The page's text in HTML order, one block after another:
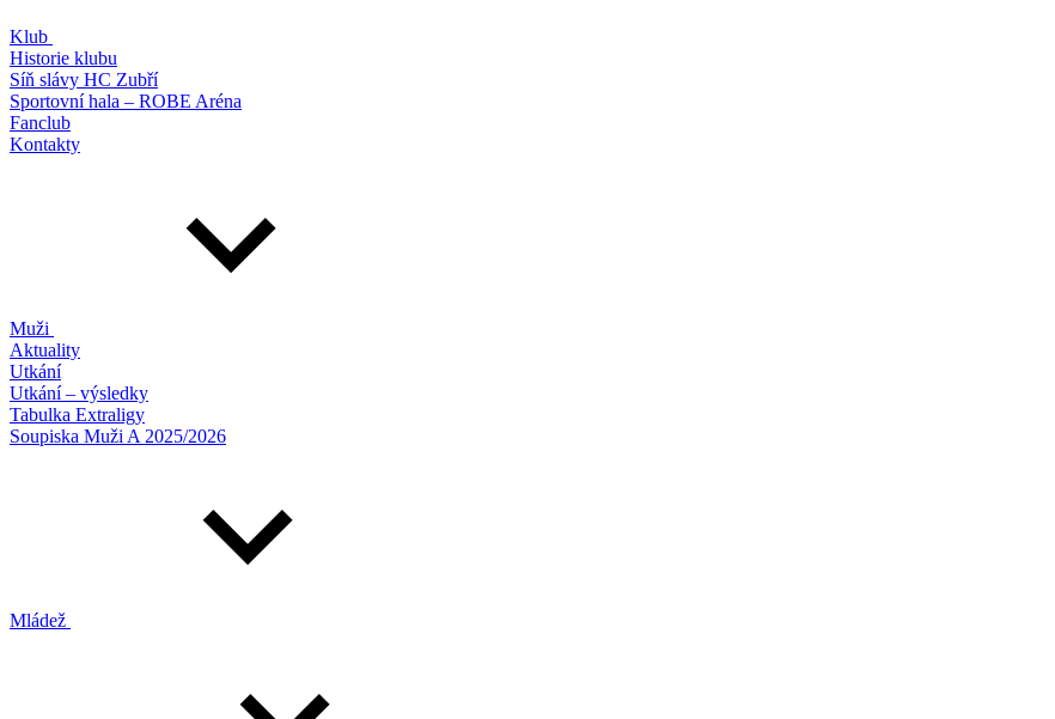
Klub
Historie klubu
Síň slávy HC Zubří
Sportovní hala – ROBE Aréna
Fanclub
Kontakty
Muži
Aktuality
Utkání
Utkání – výsledky
Tabulka Extraligy
Soupiska Muži A 2025/2026
Mládež